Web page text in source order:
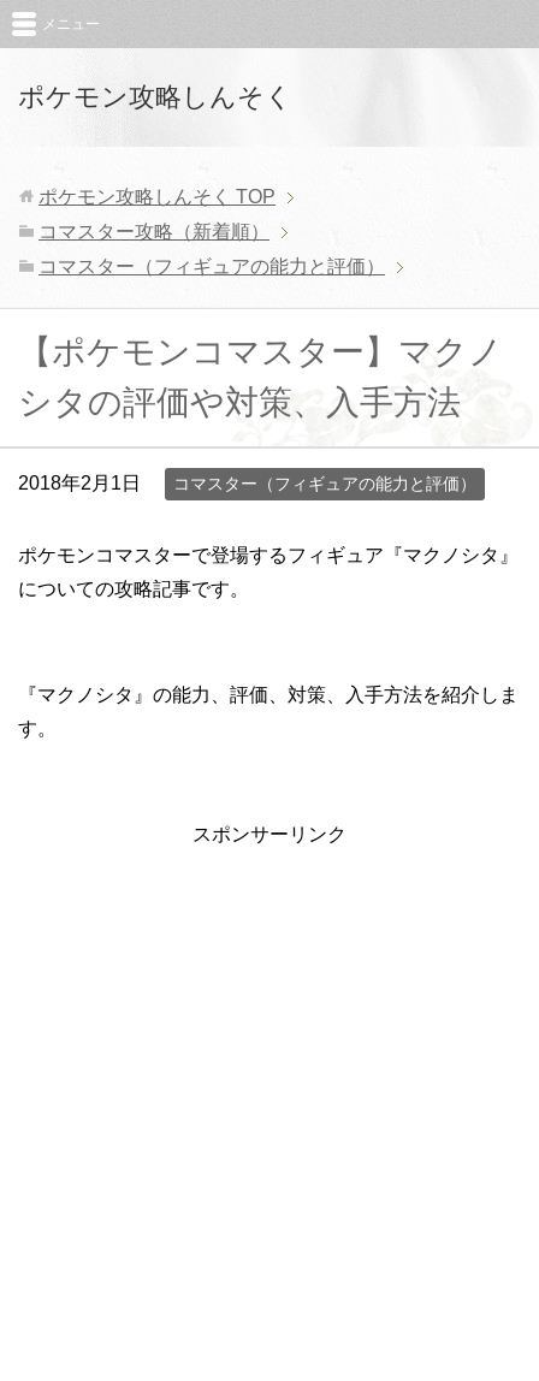
ポケモン攻略しんそく
メニュー
ポケモン攻略しんそく TOP
コマスター攻略（新着順）
コマスター（フィギュアの能力と評価）
【ポケモンコマスター】マクノ
シタの評価や対策、入手方法
2018年2月1日 コマスター（フィギュアの能力と評価）
ポケモンコマスターで登場するフィギュア『マクノシタ』
についての攻略記事です。
『マクノシタ』の能力、評価、対策、入手方法を紹介しま
す。
スポンサーリンク